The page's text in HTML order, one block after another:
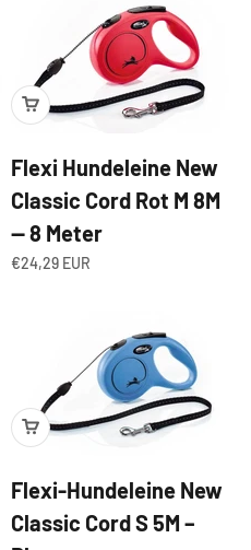
Flexi Hundeleine New
Classic Cord Rot M 8M
— 8 Meter
Angebot
€24,29 EUR
Flexi-Hundeleine New
Classic Cord S 5M –